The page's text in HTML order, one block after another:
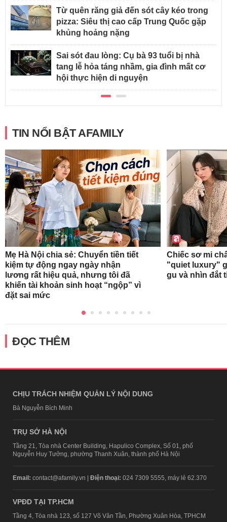
Từ quên răng giả đến sót cây kéo trong
pizza: Siêu thị cao cấp Trung Quốc gặp
khủng hoảng nặng
Sai sót đau lòng: Cụ bà 93 tuổi bị nhà
tang lễ hỏa táng nhầm, gia đình mất cơ
hội thực hiện di nguyện
TIN NỔI BẬT AFAMILY
Mẹ Hà Nội chia sẻ: Chuyển tiền tiết
kiệm tự động ngay ngày nhận
lương rất hiệu quả, nhưng tôi đã
khiến tài khoản sinh hoạt “ngộp” vì
đặt sai mức
Chiếc sơ mi
"quiet luxury"
gu và nhìn đắt
ĐỌC THÊM
CHỊU TRÁCH NHIỆM QUẢN LÝ NỘI DUNG
Bà Nguyễn Bích Minh
TRỤ SỞ HÀ NỘI
Tầng 21, Tòa nhà Center Building, Hapulico Complex, Số 01, phố
Nguyễn Huy Tưởng, phường Thanh Xuân, thành phố Hà Nội
Email: contact@afamily.vn | Điện thoại: 024 7309 5555, máy lẻ 62.370
VPĐD TẠI TP.HCM
Tầng 4, Tòa nhà 123, số 127 Võ Văn Tần, Phường Xuân Hòa, TPHCM